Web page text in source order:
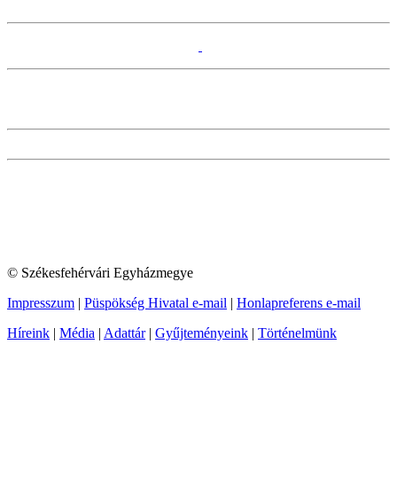
© Székesfehérvári Egyházmegye
Impresszum | Püspökség Hivatal e-mail | Honlapreferens e-mail
Híreink | Média | Adattár| Gyűjteményeink | Történelmünk